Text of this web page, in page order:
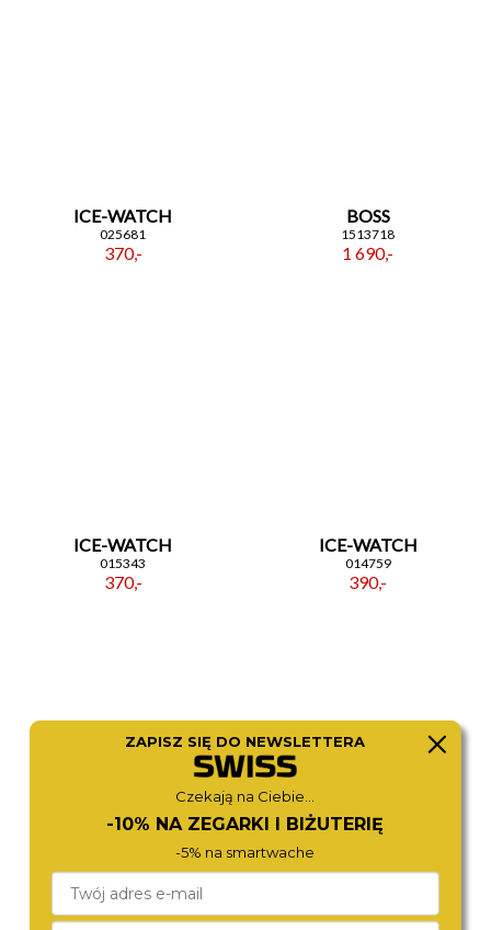
ICE-WATCH
025681
370,-
BOSS
1513718
1 690,-
ICE-WATCH
015343
370,-
ICE-WATCH
014759
390,-
MICHAEL KORS
MK7544
790,-
MICHAEL KORS
980,-
ZAPISZ SIĘ DO NEWSLETTERA
Czekają na Ciebie...
-10% NA ZEGARKI I BIŻUTERIĘ
-5% na smartwache